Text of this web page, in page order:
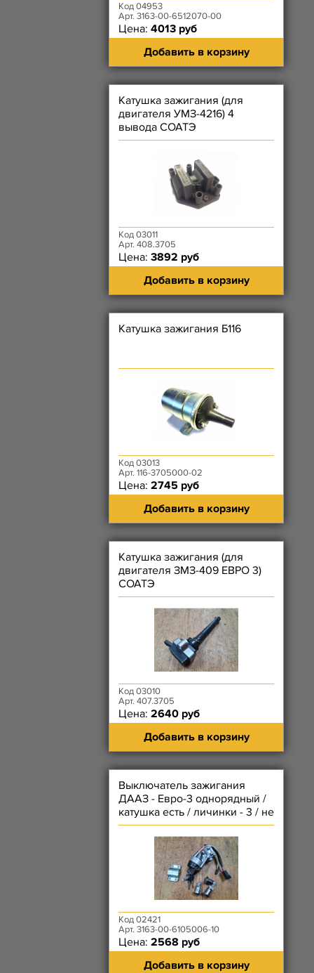
Код 04953
Арт. 3163-00-6512070-00
Цена: 4013 руб
Добавить в корзину
Катушка зажигания (для
двигателя УМЗ-4216) 4
вывода СОАТЭ
Код 03011
Арт. 408.3705
Цена: 3892 руб
Добавить в корзину
Катушка зажигания Б116
Код 03013
Арт. 116-3705000-02
Цена: 2745 руб
Добавить в корзину
Катушка зажигания (для
двигателя ЗМЗ-409 ЕВРО 3)
СОАТЭ
Код 03010
Арт. 407.3705
Цена: 2640 руб
Добавить в корзину
Выключатель зажигания
ДААЗ - Евро-3 однорядный /
катушка есть / личинки - 3 / не
под пульт
Код 02421
Арт. 3163-00-6105006-10
Цена: 2568 руб
Добавить в корзину